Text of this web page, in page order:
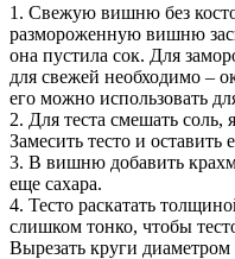
1. Свежую вишню без
размороженную вишню
она пустила сок. Для
для свежей необходимо –
его можно использовать
2. Для теста смешать
Замесить тесто и оставить
3. В вишню добавить
еще сахара.
4. Тесто раскатать
слишком тонко, чтобы
Вырезать круги диаметром